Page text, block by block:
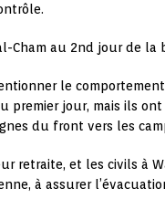
Cham au 2nd jour de la
le
premier jour, mais ils
du front vers les
retraite, et les civils à
à assurer